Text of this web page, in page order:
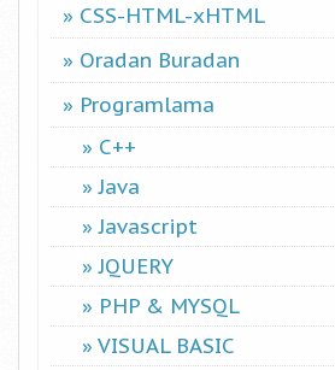
CSS-HTML-xHTML
Oradan Buradan
Programlama
C++
Java
Javascript
JQUERY
PHP & MYSQL
VISUAL BASIC